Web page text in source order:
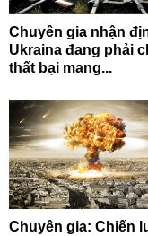
Chuyên gia nhận
Ukraina đang phải
thất bại mang...
Chuyên gia: Chiến